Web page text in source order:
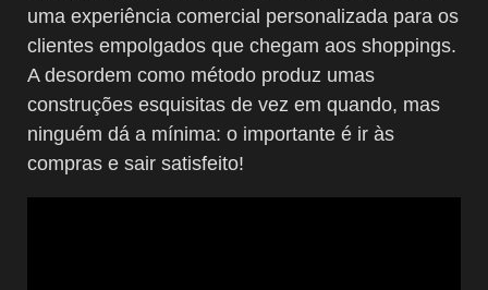
uma experiência comercial personalizada para os
clientes empolgados que chegam aos shoppings.
A desordem como método produz umas
construções esquisitas de vez em quando, mas
ninguém dá a mínima: o importante é ir às
compras e sair satisfeito!​​